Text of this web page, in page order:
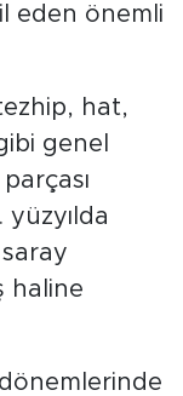
eden önemli
hat,
genel
haline